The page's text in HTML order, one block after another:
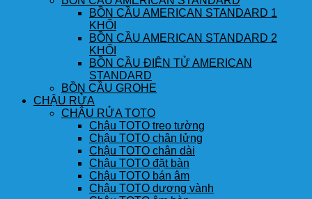
BỒN CẦU AMERICAN STANDARD 1
KHỐI
BỒN CẦU AMERICAN STANDARD 2
KHỐI
BỒN CẦU ĐIỆN TỬ AMERICAN
STANDARD
BỒN CẦU GROHE
CHẬU RỬA
CHẬU RỬA TOTO
Chậu TOTO treo tường
Chậu TOTO chân lửng
Chậu TOTO chân dài
Chậu TOTO đặt bàn
Chậu TOTO bán âm
Chậu TOTO dương vành